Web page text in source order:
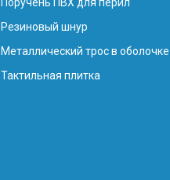
Поручень ПВХ для перил
Резиновый шнур
Металлический трос в оболочке
Тактильная плитка